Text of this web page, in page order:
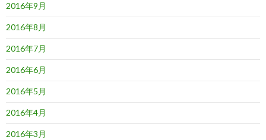
2016年9月
2016年8月
2016年7月
2016年6月
2016年5月
2016年4月
2016年3月